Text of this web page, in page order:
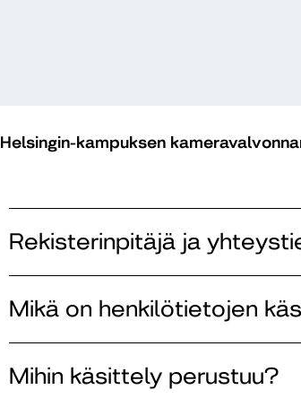
Helsingin-kampuksen
Rekisterinpitäjä ja
Mikä on henkilötietojen
Mihin käsittely perustuu?